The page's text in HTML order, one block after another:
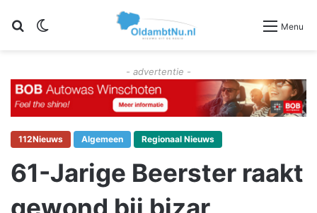
Zoeken Menu
- advertentie -
112Nieuws Algemeen Regionaal Nieuws
61-Jarige Beerster raakt